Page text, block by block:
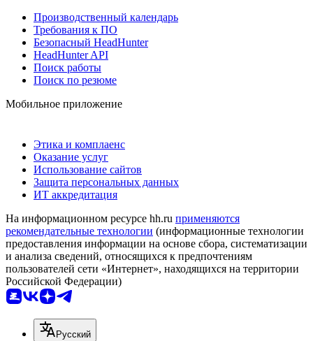
Производственный календарь
Требования к ПО
Безопасный HeadHunter
HeadHunter API
Поиск работы
Поиск по резюме
Мобильное приложение
Этика и комплаенс
Оказание услуг
Использование сайтов
Защита персональных данных
ИТ аккредитация
На информационном ресурсе hh.ru применяются
рекомендательные технологии (информационные технологии
предоставления информации на основе сбора, систематизации
и анализа сведений, относящихся к предпочтениям
пользователей сети «Интернет», находящихся на территории
Российской Федерации)
Русский